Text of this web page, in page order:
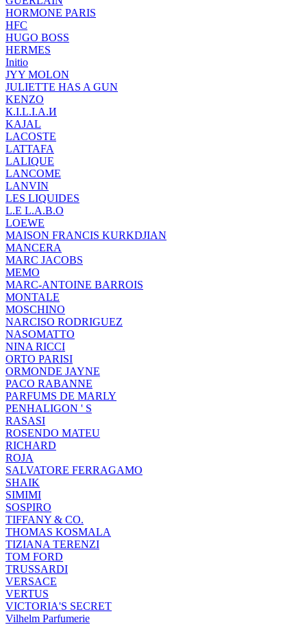
HORMONE PARIS
HFC
HUGO BOSS
HERMES
Initio
JYY МОLON
JULIETTE HAS A GUN
KENZO
К.I.L.I.А.И
KAJAL
LACOSTE
LATTAFA
LALIQUE
LANCOME
LANVIN
LES LIQUIDES
L.Е L.А.B.О
LOEWE
MAISON FRANCIS KURKDJIAN
MANCERA
MARC JACOBS
MEMO
MARC-ANTOINE BARROIS
MONTALE
MOSCHINO
NARCISO RODRIGUEZ
NASOMATTO
NINA RICCI
ORTO PARISI
ORMONDE JAYNE
PACO RABANNE
PARFUMS DE MARLY
PENHALIGON ' S
RASASI
ROSENDO MATEU
RICHARD
ROJA
SALVATORE FERRAGAMO
SHAIK
SIMIMI
SOSPIRO
TIFFANY & CO.
THOMAS KOSMALA
TIZIANA TERENZI
TOM FORD
TRUSSARDI
VERSACE
VERTUS
VICTORIA'S SECRET
Vilhelm Parfumerie